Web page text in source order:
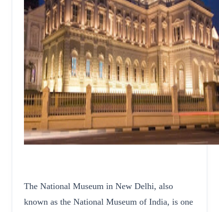
The National Museum in New Delhi, also
known as the National Museum of India, is one